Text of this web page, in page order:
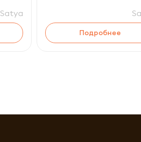
Satya
Подробнее